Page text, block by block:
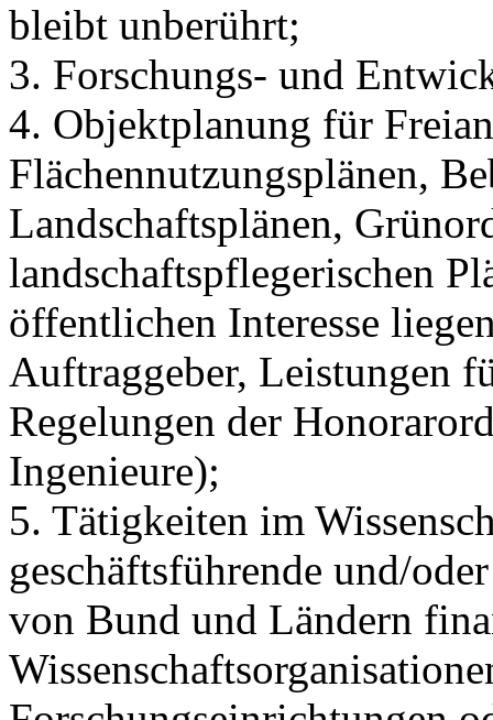
bleibt unberührt;
3. Forschungs- und
4. Objektplanung für
Flächennutzungsplänen,
Landschaftsplänen,
landschaftspflegerischen
öffentlichen Interesse
Auftraggeber, Leistungen
Regelungen der
Ingenieure);
5. Tätigkeiten im
geschäftsführende und/
von Bund und Ländern